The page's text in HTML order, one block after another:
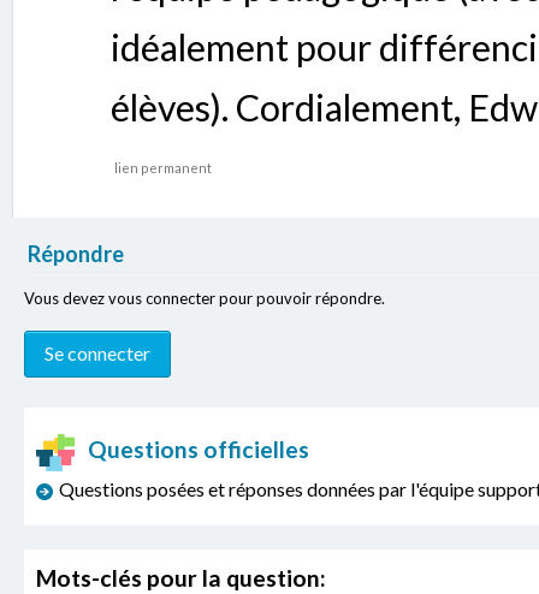
idéalement pour
élèves). Cordialement,
lien permanent
Répondre
Vous devez vous connecter pour pouvoir répondre.
Questions officielles
Questions posées et réponses données par l'équipe
Mots-clés pour la question: